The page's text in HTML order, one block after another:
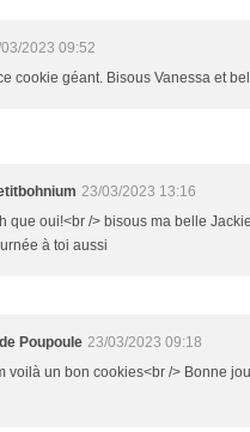
2023 09:52
cookie géant. Bisous Vanessa et
23/03/2023 13:16
que oui!<br /> bisous ma belle
à toi aussi
Poupoule 23/03/2023 09:18
voilà un bon cookies<br /> Bonne